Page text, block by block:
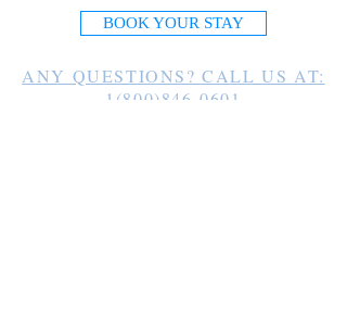
BOOK YOUR STAY
ANY QUESTIONS? CALL US AT:
1(800)846-0601